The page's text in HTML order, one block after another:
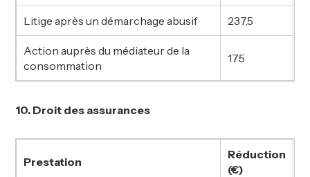
Litige après un démarchage abusif 237,5
Action auprès du médiateur de la
consommation
175
10. Droit des assurances
Prestation
Réduction
(€)